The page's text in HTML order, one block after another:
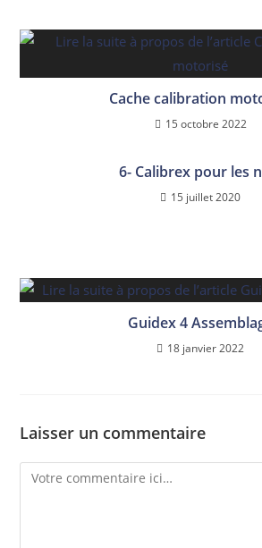
Cache calibration
15 octobre 2022
6- Calibrex pour les
15 juillet 2020
Guidex 4
18 janvier 2022
Laisser un commentaire